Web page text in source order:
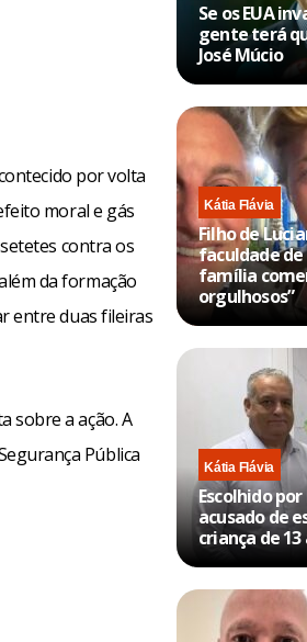
por volta
moral e gás
contra os
da formação
entre duas fileiras
sobre a ação. A
Pública
Se os EUA
gente terá
José Múcio
Kátia Flávia
Filho de
faculdade de
família
orgulhosos”
Kátia Flávia
Escolhido
acusado de
criança de 13